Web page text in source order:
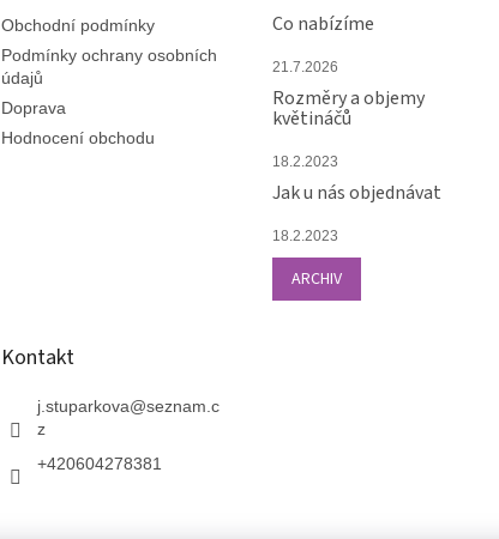
Obchodní podmínky
Podmínky ochrany osobních
údajů
Doprava
Hodnocení obchodu
Co nabízíme
21.7.2026
Rozměry a objemy
květináčů
18.2.2023
Jak u nás objednávat
18.2.2023
ARCHIV
Kontakt
j.stuparkova@seznam.c
z
+420604278381